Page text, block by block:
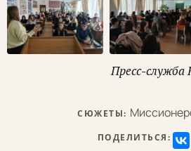
Пресс-служба
СЮЖЕТЫ:
ПОДЕЛИТЬСЯ: